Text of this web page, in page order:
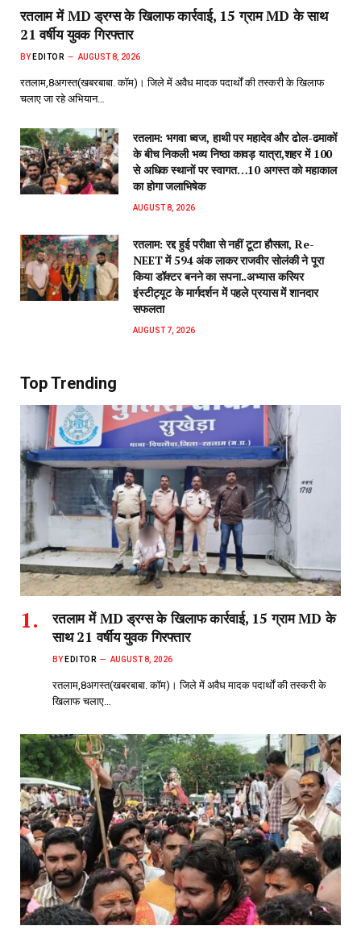
रतलाम में MD ड्रग्स के खिलाफ कार्रवाई, 15 ग्राम MD के साथ
21 वर्षीय युवक गिरफ्तार
BY EDITOR AUGUST 8, 2026
रतलाम,8अगस्त(खबरबाबा. कॉम)। जिले में अवैध मादक पदार्थों की तस्करी के खिलाफ
चलाए जा रहे अभियान…
रतलाम: भगवा ध्वज, हाथी पर महादेव और ढोल-ढमाकों
के बीच निकली भव्य निष्ठा कावड़ यात्रा,शहर में 100
से अधिक स्थानों पर स्वागत…10 अगस्त को महाकाल
का होगा जलाभिषेक
AUGUST 8, 2026
रतलाम: रद्द हुई परीक्षा से नहीं टूटा हौसला, Re-
NEET में 594 अंक लाकर राजवीर सोलंकी ने पूरा
किया डॉक्टर बनने का सपना..अभ्यास करियर
इंस्टीट्यूट के मार्गदर्शन में पहले प्रयास में शानदार
सफलता
AUGUST 7, 2026
Top Trending
रतलाम में MD ड्रग्स के खिलाफ कार्रवाई, 15 ग्राम MD के
साथ 21 वर्षीय युवक गिरफ्तार
BY EDITOR AUGUST 8, 2026
रतलाम,8अगस्त(खबरबाबा. कॉम)। जिले में अवैध मादक पदार्थों की तस्करी के
खिलाफ चलाए…